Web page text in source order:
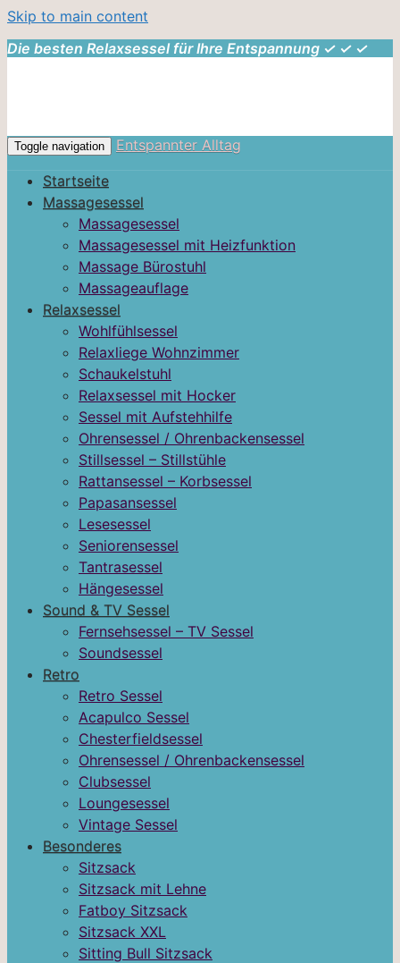
Skip to main content
Die besten Relaxsessel für Ihre Entspannung ✓ ✓ ✓
Toggle navigation
Entspannter Alltag
Startseite
Massagesessel
Massagesessel
Massagesessel mit Heizfunktion
Massage Bürostuhl
Massageauflage
Relaxsessel
Wohlfühlsessel
Relaxliege Wohnzimmer
Schaukelstuhl
Relaxsessel mit Hocker
Sessel mit Aufstehhilfe
Ohrensessel / Ohrenbackensessel
Stillsessel – Stillstühle
Rattansessel – Korbsessel
Papasansessel
Lesesessel
Seniorensessel
Tantrasessel
Hängesessel
Sound & TV Sessel
Fernsehsessel – TV Sessel
Soundsessel
Retro
Retro Sessel
Acapulco Sessel
Chesterfieldsessel
Ohrensessel / Ohrenbackensessel
Clubsessel
Loungesessel
Vintage Sessel
Besonderes
Sitzsack
Sitzsack mit Lehne
Fatboy Sitzsack
Sitzsack XXL
Sitting Bull Sitzsack